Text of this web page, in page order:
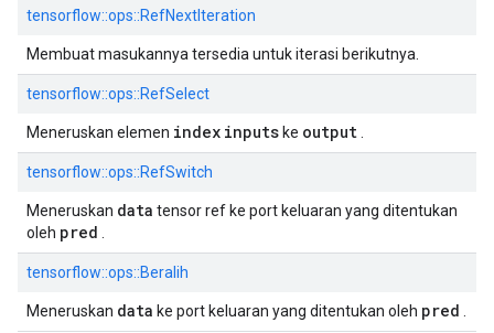
tensorflow::ops::RefNextIteration
Membuat masukannya tersedia untuk iterasi berikutnya.
tensorflow::ops::RefSelect
Meneruskan elemen index inputs ke output
tensorflow::ops::RefSwitch
Meneruskan data tensor ref ke port keluaran yang ditentukan
oleh pred
tensorflow::ops::Beralih
Meneruskan data ke port keluaran yang ditentukan oleh pred